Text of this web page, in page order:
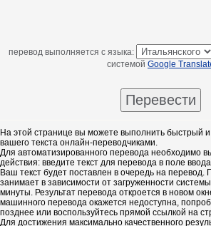
перевод выполняется с языка:
системой Google
На этой странице вы можете выполнить быстрый
вашего текста онлайн-переводчиками.
Для автоматизированного перевода необходимо
действия: введите текст для перевода в поле
Ваш текст будет поставлен в очередь на перевод.
занимает в зависимости от загруженности
минуты. Результат перевода откроется в новом
машинного перевода окажется недоступна,
позднее или воспользуйтесь прямой ссылкой на
Для достижения максимально качественного